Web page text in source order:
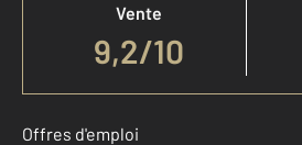
Vente
9,2/10
Offres d'emploi